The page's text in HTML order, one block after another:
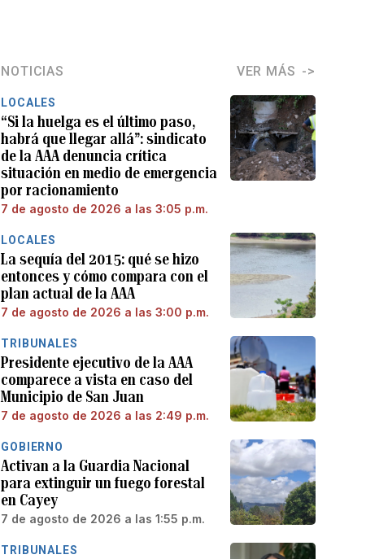
NOTICIAS VER MÁS
LOCALES
“Si la huelga es el último paso,
habrá que llegar allá”: sindicato
de la AAA denuncia crítica
situación en medio de emergencia
por racionamiento
7 de agosto de 2026 a las 3:05 p.m.
LOCALES
La sequía del 2015: qué se hizo
entonces y cómo compara con el
plan actual de la AAA
7 de agosto de 2026 a las 3:00 p.m.
TRIBUNALES
Presidente ejecutivo de la AAA
comparece a vista en caso del
Municipio de San Juan
7 de agosto de 2026 a las 2:49 p.m.
GOBIERNO
Activan a la Guardia Nacional
para extinguir un fuego forestal
en Cayey
7 de agosto de 2026 a las 1:55 p.m.
TRIBUNALES